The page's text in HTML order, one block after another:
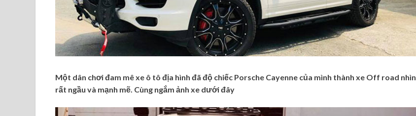
Một dân chơi đam mê xe ô tô địa hình đã độ chiếc Porsche Cayenne của mình thành xe Off road nhìn
rất ngầu và mạnh mẽ. Cùng ngắm ảnh xe dưới đây